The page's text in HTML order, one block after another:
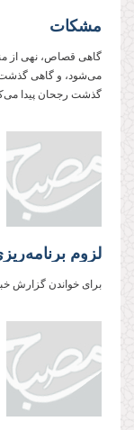
مشکات
گاهی قصاص، نهی از
می‌شود، و گاهی
گذشت رجحان پیدا
برای خواندن گزارش